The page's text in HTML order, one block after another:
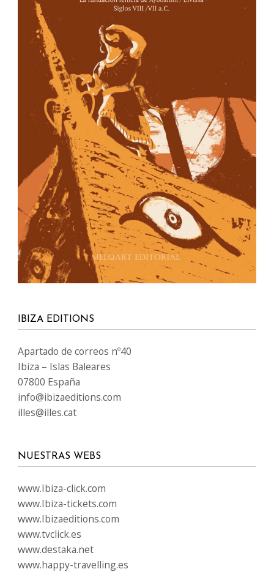
IBIZA EDITIONS
Apartado de correos nº40
Ibiza – Islas Baleares
07800 España
info@ibizaeditions.com
illes@illes.cat
NUESTRAS WEBS
www.Ibiza-click.com
www.Ibiza-tickets.com
www.Ibizaeditions.com
www.tvclick.es
www.destaka.net
www.happy-travelling.es